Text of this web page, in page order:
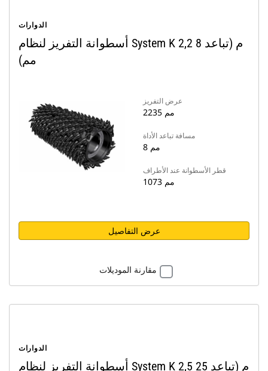
الدوارات
أسطوانة التفريز لنظام System K 2,2 م (تباعد 8
مم)
عرض التفريز
2235 مم
مسافة تباعد الأداة
8 مم
قطر الأسطوانة عند الأطراف
1073 مم
عرض التفاصيل
مقارنة الموديلات
الدوارات
أسطوانة التفريز لنظام System K 2,5 م (تباعد 25